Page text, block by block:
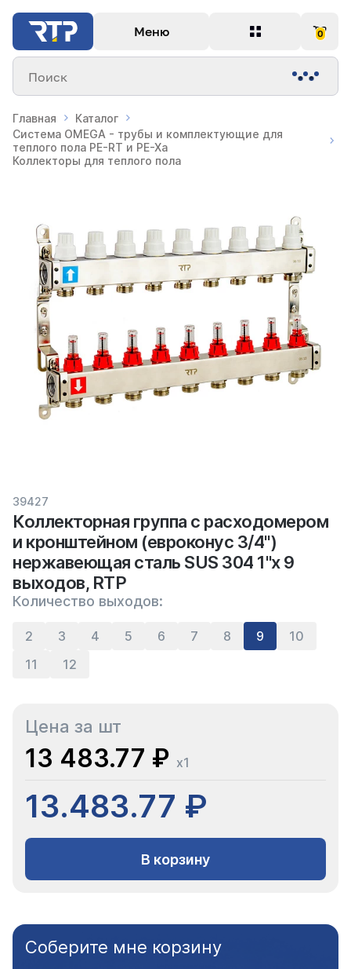
Меню 0
Поиск
Главная
Каталог
Система OMEGA - трубы и комплектующие для
теплого пола PE-RT и PE-Xa
Коллекторы для теплого пола
39427
Коллекторная группа с расходомером
и кронштейном (евроконус 3/4")
нержавеющая сталь SUS 304 1"х 9
выходов, RTP
Количество выходов:
2 3 4 5 6 7 8 9
10
11
12
Цена за шт
13 483.77 ₽ x1
13.483.77 ₽
В корзину
Соберите мне корзину